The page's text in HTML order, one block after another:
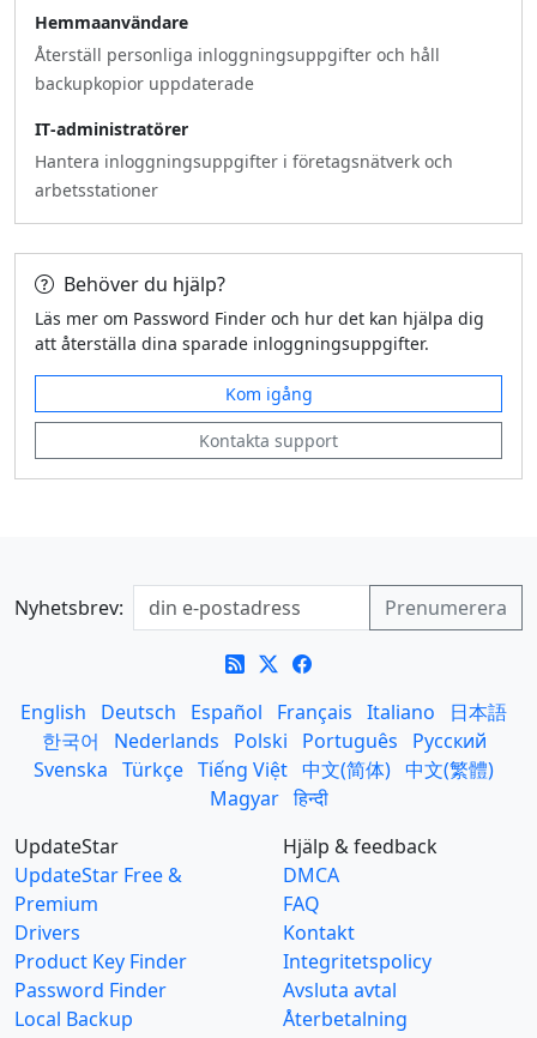
Hemmaanvändare
Återställ personliga inloggningsuppgifter och håll
backupkopior uppdaterade
IT‑administratörer
Hantera inloggningsuppgifter i företagsnätverk och
arbetsstationer
Behöver du hjälp?
Läs mer om Password Finder och hur det kan hjälpa dig
att återställa dina sparade inloggningsuppgifter.
Kom igång
Kontakta support
Nyhetsbrev:
English Deutsch Español Français Italiano
日本語
한국어
Nederlands Polski Português
Русский
Svenska Türkçe Tiếng Việt 中文(简体) 中文(繁體)
Magyar हिन्दी
UpdateStar
UpdateStar Free &
Premium
Drivers
Product Key Finder
Password Finder
Local Backup
Hjälp & feedback
DMCA
FAQ
Kontakt
Integritetspolicy
Avsluta avtal
Återbetalning